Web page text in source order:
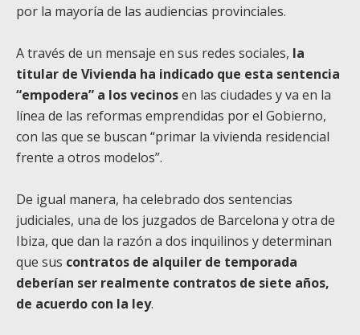
por la mayoría de las audiencias provinciales.
A través de un mensaje en sus redes sociales, la
titular de Vivienda ha indicado que esta sentencia
“empodera” a los vecinosen las ciudades y va en la
línea de las reformas emprendidas por el Gobierno,
con las que se buscan “primar la vivienda residencial
frente a otros modelos”.
De igual manera, ha celebrado dos sentencias
judiciales, una de los juzgados de Barcelona y otra de
Ibiza, que dan la razón a dos inquilinos y determinan
que sus contratos de alquiler de temporada
deberían ser realmente contratos de siete años,
de acuerdo con la ley.